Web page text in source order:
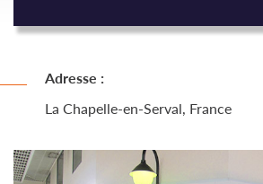
Adresse :
La Chapelle-en-Serval, France